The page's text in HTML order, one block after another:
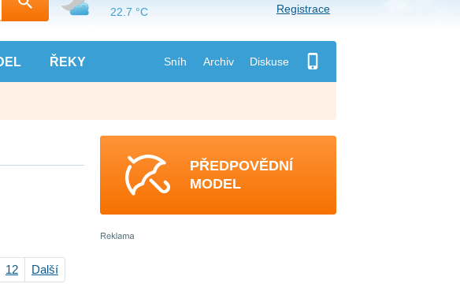
ŘEKY Sníh Archiv Diskuse
Registrace
22.7 °C
12 Další
PŘEDPOVĚDNÍ
MODEL